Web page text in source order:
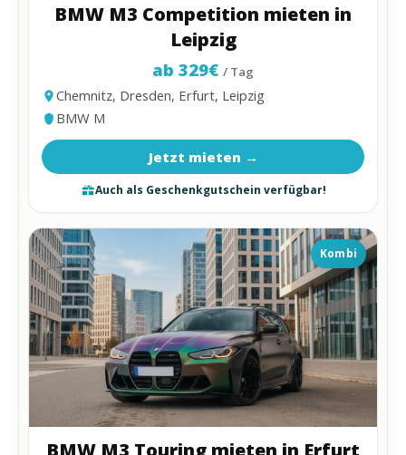
BMW M3 Competition mieten in
Leipzig
ab 329€ / Tag
Chemnitz, Dresden, Erfurt, Leipzig
BMW M
Jetzt mieten →
Auch als Geschenkgutschein verfügbar!
Kombi
BMW M3 Touring mieten in Erfurt